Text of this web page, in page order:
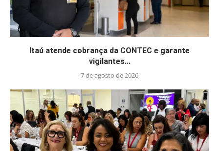
Itaú atende cobrança da CONTEC e garante
vigilantes...
7 de agosto de 2026